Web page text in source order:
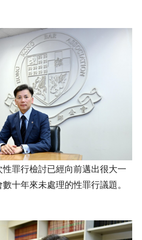
罪行檢討已經向前邁出很大一
十年來未處理的性罪行議題。